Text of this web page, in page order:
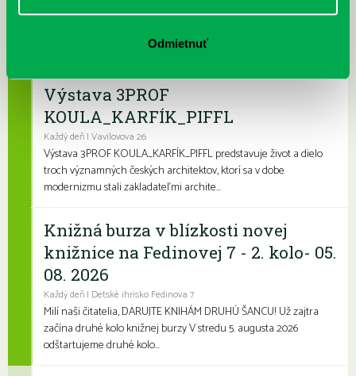
Odmietnuť
Leto je konečne tu a my sme pre vás namiešali pestrý letný
program, ktorý zaženie akúkoľvek nudu. Či už hľadáte zábavu
pre deti, čítanie na kúpalisko ...
Výstava 3PROF
KOULA_KARFÍK_PIFFL
Každý deň | Vavilovova 26
Výstava 3PROF KOULA_KARFÍK_PIFFL predstavuje život a dielo
troch významných českých architektov, ktorí sa v dobe
modernizmu stali zakladateľmi archite...
Knižná burza v blízkosti novej
knižnice na Fedinovej 7 - 2. kolo- 05.
08. 2026
Každý deň | Detské ihrisko Fedinova 7
Milí naši čitatelia, DARUJTE KNIHÁM DRUHÚ ŠANCU! Už zajtra
začína druhé kolo knižnej burzy V stredu 5. augusta 2026
odštartujeme druhé kolo...